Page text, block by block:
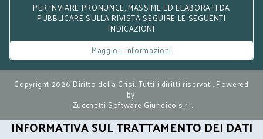
PER INVIARE PRONUNCE, MASSIME ED ELABORATI DA
PUBBLICARE SULLA RIVISTA SEGUIRE LE SEGUENTI
INDICAZIONI
Maggiori informazioni
Copyright 2026 Diritto della Crisi. Tutti i diritti riservati. Powered
by:
Zucchetti Software Giuridico s.r.l.
INFORMATIVA SUL TRATTAMENTO DEI DATI